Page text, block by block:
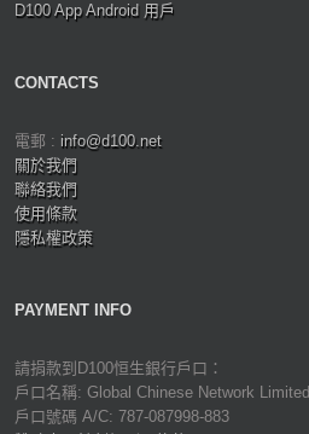
D100 App Android 用戶
CONTACTS
電郵 : info@d100.net
關於我們
聯絡我們
使用條款
隱私權政策
PAYMENT INFO
請捐款到D100恒生銀行戶口：
戶口名稱: Global Chinese Network Limited
戶口號碼 A/C: 787-087998-883